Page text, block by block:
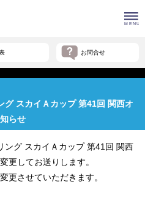
お問合せ
グ スカイＡカップ 第41回 関西オ
らせ
ング スカイＡカップ 第41回 関西
更してお送りします。
更させていただきます。